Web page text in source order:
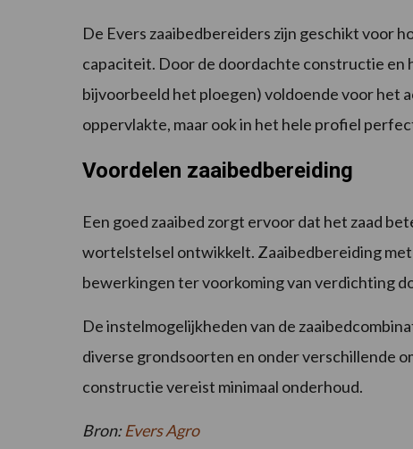
De Evers zaaibedbereiders zijn geschikt voor
capaciteit. Door de doordachte constructie en
bijvoorbeeld het ploegen) voldoende voor het
oppervlakte, maar ook in het hele profiel
Voordelen zaaibedbereiding
Een goed zaaibed zorgt ervoor dat het zaad
wortelstelsel ontwikkelt. Zaaibedbereiding
bewerkingen ter voorkoming van verdichting
De instelmogelijkheden van de
diverse grondsoorten en onder verschillende
constructie vereist minimaal onderhoud.
Bron:Evers Agro